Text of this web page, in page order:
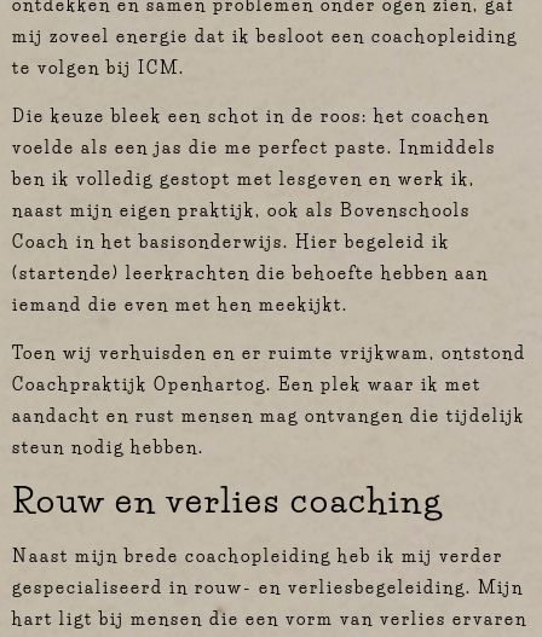
ontdekken en samen problemen onder ogen zien, gaf
mij zoveel energie dat ik besloot een coachopleiding
te volgen bij ICM.
Die keuze bleek een schot in de roos: het coachen
voelde als een jas die me perfect paste. Inmiddels
ben ik volledig gestopt met lesgeven en werk ik,
naast mijn eigen praktijk, ook als Bovenschools
Coach in het basisonderwijs. Hier begeleid ik
(startende) leerkrachten die behoefte hebben aan
iemand die even met hen meekijkt.
Toen wij verhuisden en er ruimte vrijkwam, ontstond
Coachpraktijk Openhartog. Een plek waar ik met
aandacht en rust mensen mag ontvangen die tijdelijk
steun nodig hebben.
Rouw en verlies coaching
Naast mijn brede coachopleiding heb ik mij verder
gespecialiseerd in rouw- en verliesbegeleiding. Mijn
hart ligt bij mensen die een vorm van verlies ervaren